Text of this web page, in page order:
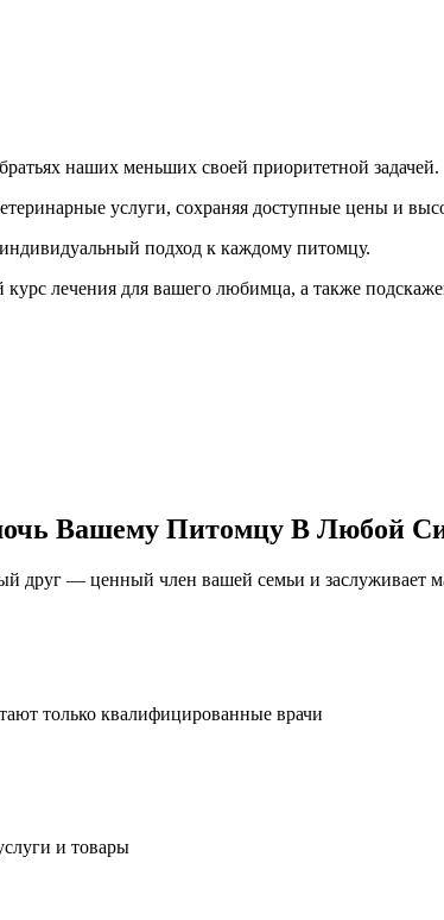
наших меньших своей приоритетной задачей.
услуги, сохраняя доступные цены и
подход к каждому питомцу.
лечения для вашего любимца, а также
Вашему Питомцу В Любой
друг — ценный член вашей семьи и заслуживает
только квалифицированные врачи
и товары